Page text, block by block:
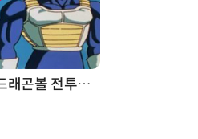
“입으면 전투력 상승?” 드래곤볼 전투복 닮은 중량조끼